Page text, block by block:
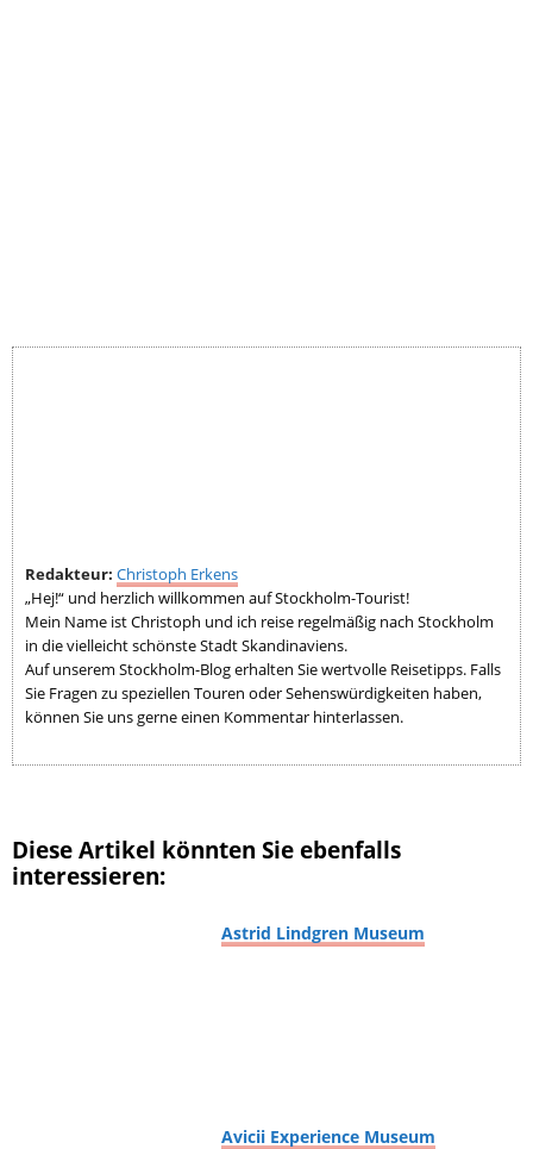
Redakteur: Christoph Erkens
„Hej!“ und herzlich willkommen auf Stockholm-Tourist!
Mein Name ist Christoph und ich reise regelmäßig nach Stockholm
in die vielleicht schönste Stadt Skandinaviens.
Auf unserem Stockholm-Blog erhalten Sie wertvolle Reisetipps. Falls
Sie Fragen zu speziellen Touren oder Sehenswürdigkeiten haben,
können Sie uns gerne einen Kommentar hinterlassen.
Diese Artikel könnten Sie ebenfalls
interessieren:
Astrid Lindgren Museum
Avicii Experience Museum